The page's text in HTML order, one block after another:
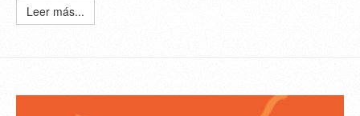
Leer más...